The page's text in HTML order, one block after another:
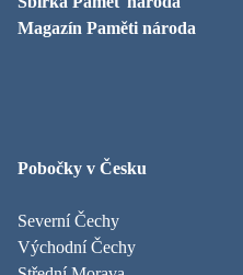
Magazín Paměti národa
Pobočky v Česku
Severní Čechy
Východní Čechy